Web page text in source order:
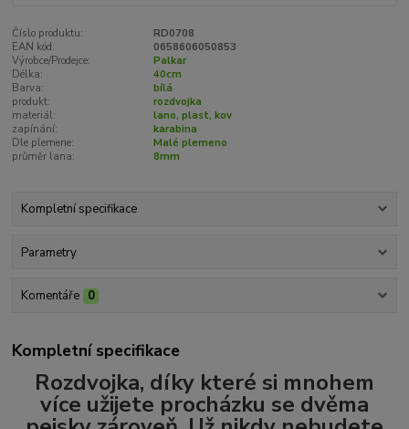
Číslo produktu:
RD0708
EAN kód:
0658606050853
Výrobce/Prodejce:
Palkar
Délka:
40cm
Barva:
bílá
produkt:
rozdvojka
materiál:
lano, plast, kov
zapínání:
karabina
Dle plemene:
Malé plemeno
průměr lana:
8mm
Kompletní specifikace
Parametry
Komentáře 0
Kompletní specifikace
Rozdvojka, díky které si mnohem
více užijete procházku se dvěma